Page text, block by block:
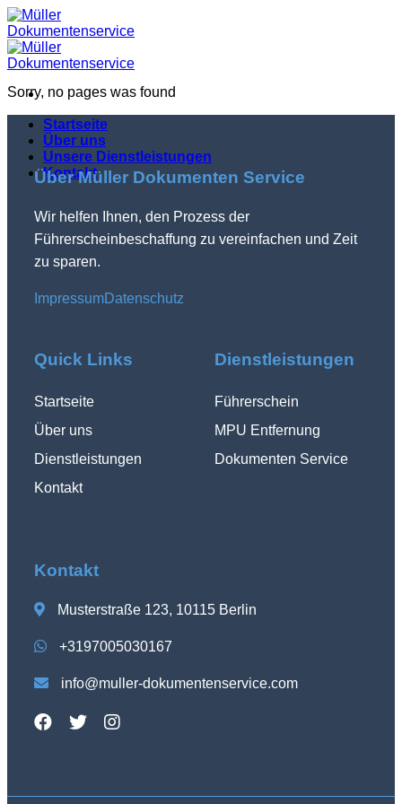
Skip
to
content
Startseite
Über uns
Unsere Dienstleistungen
Kontakt
Sorry, no pages was found
Über Müller Dokumenten Service
Wir helfen Ihnen, den Prozess der
Führerscheinbeschaffung zu vereinfachen und Zeit
zu sparen.
ImpressumDatenschutz
Quick Links
Startseite
Über uns
Dienstleistungen
Kontakt
Dienstleistungen
Führerschein
MPU Entfernung
Dokumenten Service
Kontakt
Musterstraße 123, 10115 Berlin
+3197005030167
info@muller-dokumentenservice.com